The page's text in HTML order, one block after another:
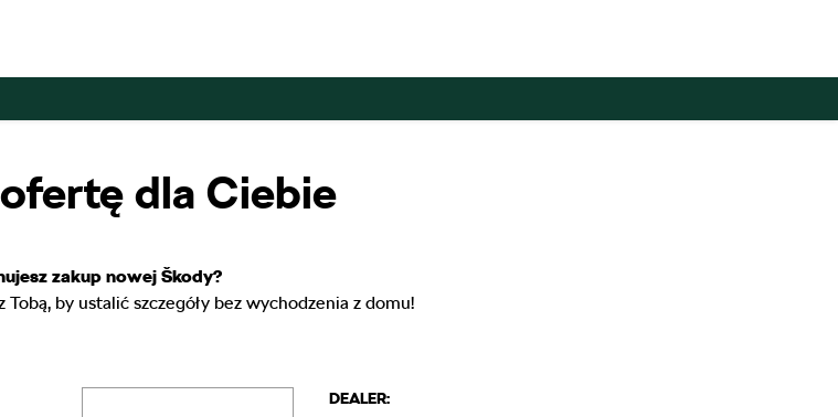
dla Ciebie
zakup nowej Škody?
by ustalić szczegóły bez wychodzenia z domu!
DEALER: